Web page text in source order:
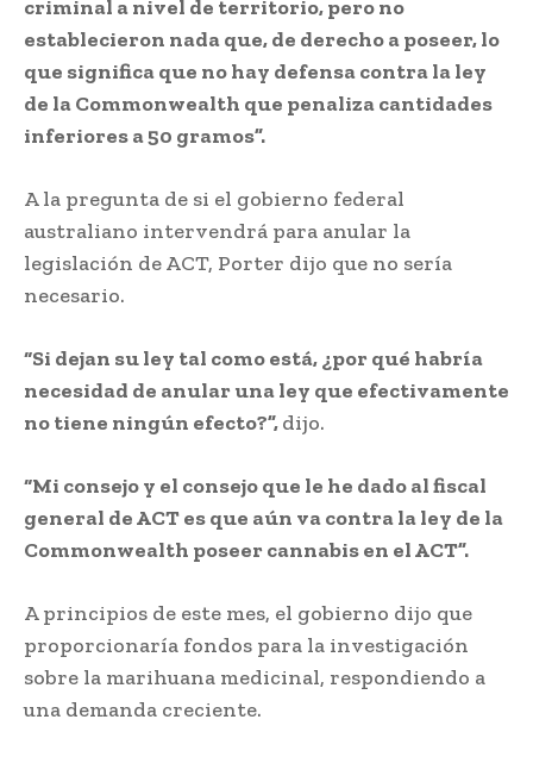
criminal a nivel de territorio, pero no
establecieron nada que, de derecho a poseer, lo
que significa que no hay defensa contra la ley
de la Commonwealth que penaliza cantidades
inferiores a 50 gramos”.
A la pregunta de si el gobierno federal
australiano intervendrá para anular la
legislación de ACT, Porter dijo que no sería
necesario.
“Si dejan su ley tal como está, ¿por qué habría
necesidad de anular una ley que efectivamente
no tiene ningún efecto?”,dijo.
“Mi consejo y el consejo que le he dado al fiscal
general de ACT es que aún va contra la ley de la
Commonwealth poseer cannabis en el ACT”.
A principios de este mes, el gobierno dijo que
proporcionaría fondos para la investigación
sobre la marihuana medicinal, respondiendo a
una demanda creciente.